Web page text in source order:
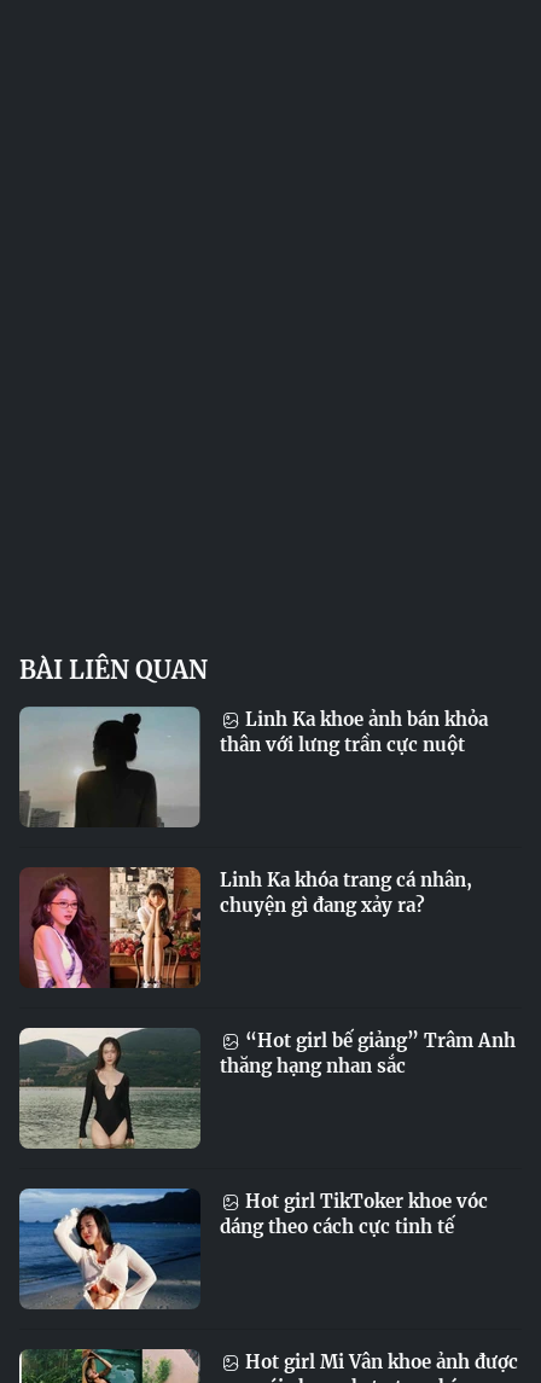
BÀI LIÊN QUAN
Linh Ka khoe ảnh bán khỏa
thân với lưng trần cực nuột
Linh Ka khóa trang cá nhân,
chuyện gì đang xảy ra?
“Hot girl bế giảng” Trâm Anh
thăng hạng nhan sắc
Hot girl TikToker khoe vóc
dáng theo cách cực tinh tế
Hot girl Mi Vân khoe ảnh được